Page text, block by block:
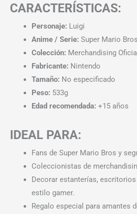
CARACTERÍSTICAS:
Personaje: Luigi
Anime / Serie: Super Mario Bros
Colección: Merchandising
Fabricante: Nintendo
Tamaño: No especificado
Peso: 533g
Edad recomendada: +15 años
IDEAL PARA:
Fans de Super Mario Bros y
Coleccionistas de
Decorar estanterías,
estilo gamer.
Regalo especial para amantes